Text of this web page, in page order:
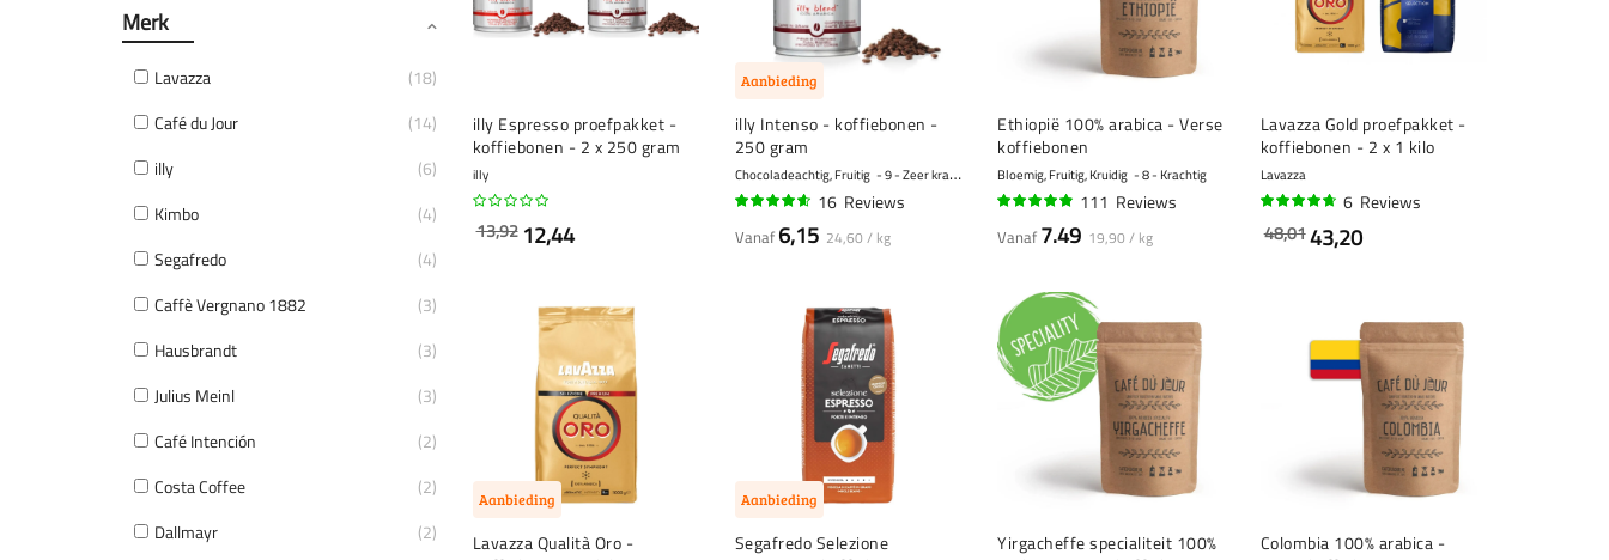
illy Espresso proefpakket -
koffiebonen - 2 x 250 gram
illy
12,44
13,92
Aanbieding
illy Intenso - koffiebonen -
250 gram
Chocoladeachtig, Fruitig 9 - Zeer krachtig
16 Reviews
Vanaf 6,15 24,60 / kg
Ethiopië 100% arabica - Verse
koffiebonen
Bloemig, Fruitig, Kruidig 8 - Krachtig
111 Reviews
Vanaf 7.49 19,90 / kg
Lavazza Gold proefpakket -
koffiebonen - 2 x 1 kilo
Lavazza
6 Reviews
43,20
48,01
Aanbieding
Lavazza Qualità Oro -
Aanbieding
Segafredo Selezione
Yirgacheffe specialiteit 100%
Colombia 100% arabica -
Merk
Lavazza
18
Café du Jour
14
illy
6
Kimbo
4
Segafredo
4
Caffè Vergnano 1882
3
Hausbrandt
3
Julius Meinl
3
Café Intención
2
Costa Coffee
2
Dallmayr
2